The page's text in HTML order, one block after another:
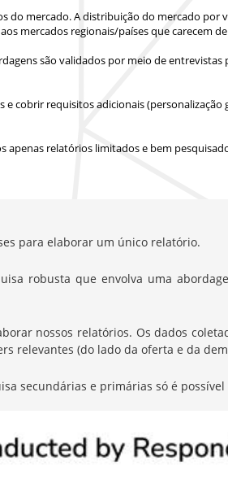
mercado. A distribuição do mercado por
mercados regionais/paísesque carecem
são validados por meio de entrevistas
cobrir requisitos adicionais
apenas relatórios limitados e bem
para elaborar um único relatório.
robusta que envolva uma
nossos relatórios. Os dados
relevantes (do lado da oferta e da
secundárias e primárias só é